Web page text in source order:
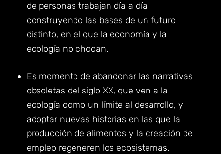
de personas trabajan día a día
construyendo las bases de un futuro
distinto, en el que la economía y la
ecología no chocan.
Es momento de abandonar las narrativas
obsoletas del siglo XX, que ven a la
ecología como un límite al desarrollo, y
adoptar nuevas historias en las que la
producción de alimentos y la creación de
empleo regeneren los ecosistemas.